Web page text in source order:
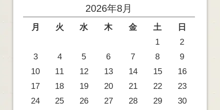
2026年8月
月 火 水 木 金 土
日
1
2
3
4 5 6 7 8
9
10
11 12 13 14 15
16
17
18 19 20 21 22
23
24
25 26 27 28 29
30